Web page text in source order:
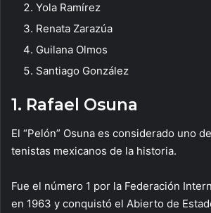
Yola Ramírez
Renata Zarazúa
Guilana Olmos
Santiago González
1. Rafael Osuna
El “Pelón” Osuna es considerado uno
tenistas mexicanos de la historia.
Fue el número 1 por la Federación
en 1963 y conquistó el Abierto de